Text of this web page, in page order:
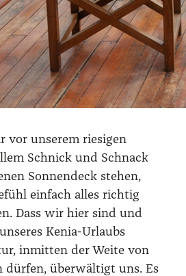
vor unse­rem rie­si­gen
Schnick und Schnack
Son­nen­deck ste­hen,
ein­fach alles rich­tig
Dass wir hier sind und
Kenia-Urlaubs
inmit­ten der Wei­te von
dür­fen, über­wäl­tigt uns. Es